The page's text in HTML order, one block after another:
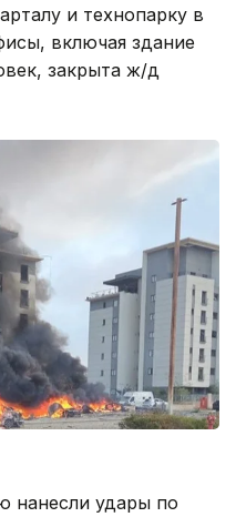
и технопарку в
включая здание
закрыта ж/д
нанесли удары по